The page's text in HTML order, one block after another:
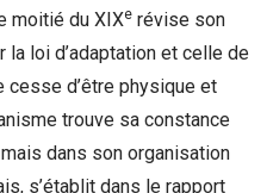
moitié du XIXe révise son
la loi d’adaptation et celle de
d’être physique et
trouve sa constance
dans son organisation
s’établit dans le rapport